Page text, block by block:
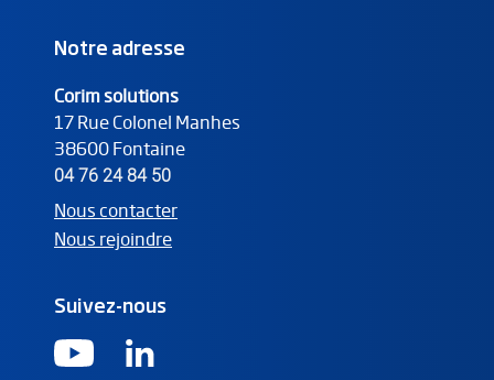
Notre adresse
Corim solutions
17 Rue Colonel Manhes
38600Fontaine
04 76 24 84 50
Nous contacter
Nous rejoindre
Suivez-nous